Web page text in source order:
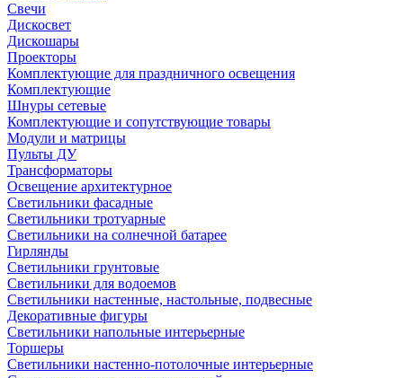
Свечи
Дискосвет
Дискошары
Проекторы
Комплектующие для праздничного освещения
Комплектующие
Шнуры сетевые
Комплектующие и сопутствующие товары
Модули и матрицы
Пульты ДУ
Трансформаторы
Освещение архитектурное
Светильники фасадные
Светильники тротуарные
Светильники на солнечной батарее
Гирлянды
Светильники грунтовые
Светильники для водоемов
Светильники настенные, настольные, подвесные
Декоративные фигуры
Светильники напольные интерьерные
Торшеры
Светильники настенно-потолочные интерьерные